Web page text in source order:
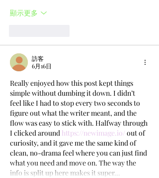
顯示更多
訪客
6月16日
Really enjoyed how this post kept things
simple without dumbing it down. I didn’t
feel like I had to stop every two seconds to
figure out what the writer meant, and the
flow was easy to stick with. Halfway through
I clicked around https://newimage.io/ out of
curiosity, and it gave me the same kind of
clean, no-drama feel where you can just find
what you need and move on. The way the
info is split up here makes it super…